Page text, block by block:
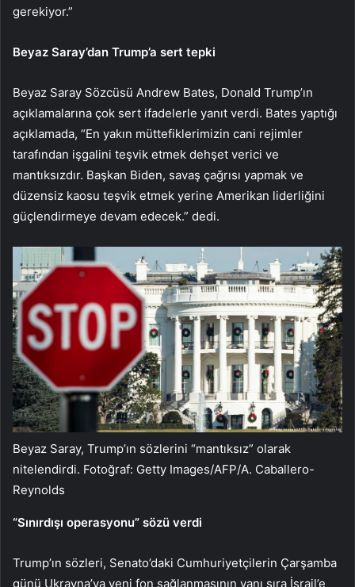
gerekiyor.”
Beyaz Saray’dan Trump’a sert tepki
Beyaz Saray Sözcüsü Andrew Bates, Donald Trump’ın
açıklamalarına çok sert ifadelerle yanıt verdi. Bates yaptığı
açıklamada, “En yakın müttefiklerimizin cani rejimler
tarafından işgalini teşvik etmek dehşet verici ve
mantıksızdır. Başkan Biden, savaş çağrısı yapmak ve
düzensiz kaosu teşvik etmek yerine Amerikan liderliğini
güçlendirmeye devam edecek.” dedi.
Beyaz Saray, Trump’ın sözlerini “mantıksız” olarak
nitelendirdi. Fotoğraf: Getty Images/AFP/A. Caballero-
Reynolds
“Sınırdışı operasyonu” sözü verdi
Trump’ın sözleri, Senato’daki Cumhuriyetçilerin Çarşamba
günü Ukrayna’ya yeni fon sağlanmasının yanı sıra İsrail’e